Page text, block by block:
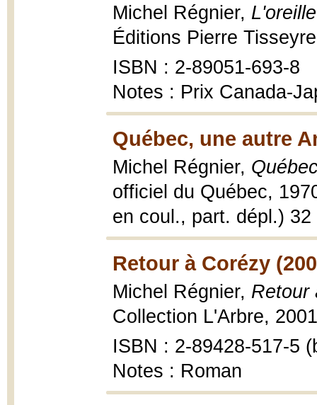
Michel Régnier,
Éditions Pierre
ISBN : 2-89051-693-8
Notes : Prix Canada-
Québec, une autre
Michel Régnier,
officiel du Québec,
en coul., part. dépl.) 32
Retour à Corézy
Michel Régnier, Retour
Collection L'Arbre,
ISBN : 2-89428-517-5
Notes : Roman